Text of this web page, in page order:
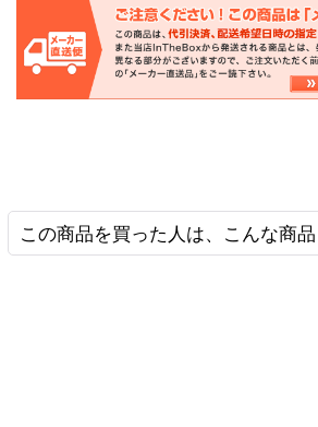
この商品を買った人は、こんな商